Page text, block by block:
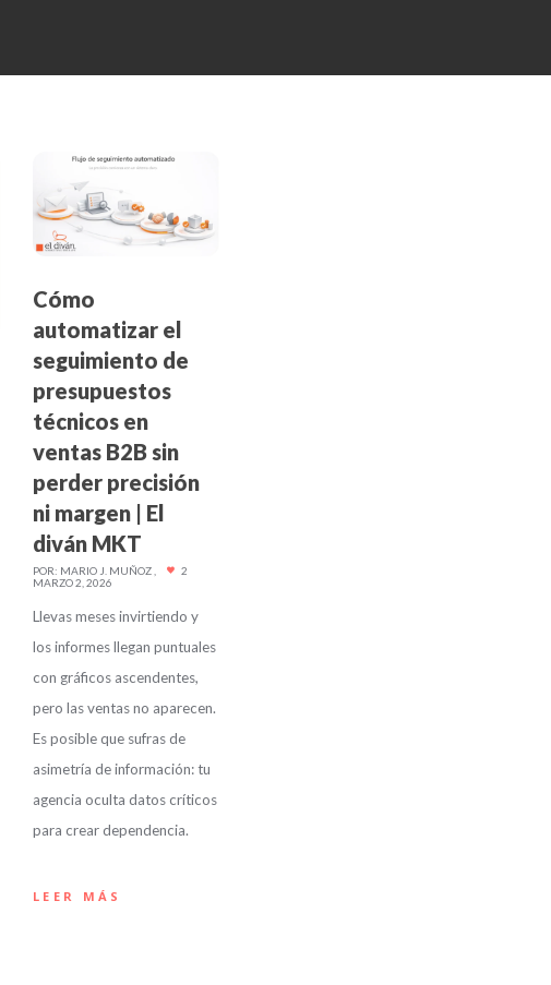
Cómo
automatizar el
seguimiento de
presupuestos
técnicos en
ventas B2B sin
perder precisión
ni margen | El
diván MKT
POR: MARIO J. MUÑOZ
MARZO 2, 2026
2
Llevas meses invirtiendo y
los informes llegan puntuales
con gráficos ascendentes,
pero las ventas no aparecen.
Es posible que sufras de
asimetría de información: tu
agencia oculta datos críticos
para crear dependencia.
LEER MÁS